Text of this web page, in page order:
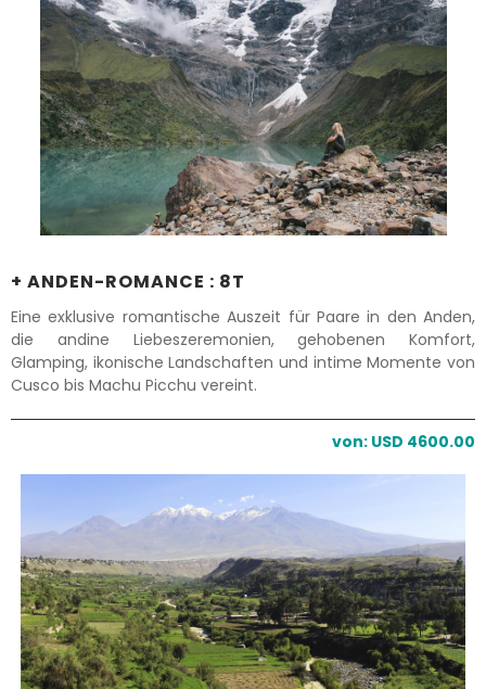
+ ANDEN-ROMANCE : 8T
Eine exklusive romantische Auszeit für Paare in den Anden,
die andine Liebeszeremonien, gehobenen Komfort,
Glamping, ikonische Landschaften und intime Momente von
Cusco bis Machu Picchu vereint.
von: USD 4600.00